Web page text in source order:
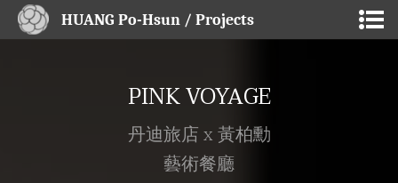
HUANG Po-Hsun / Projects
PINK VOYAGE
丹迪旅店 x 黃柏勳
藝術餐廳